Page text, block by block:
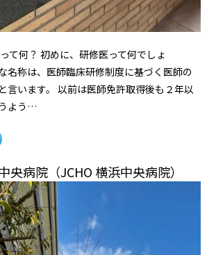
て何？ 初めに、研修医って何でしょ
称は、医師臨床研修制度に基づく医師の
言います。 以前は医師免許取得後も２年以
よう…
央病院（JCHO 横浜中央病院）